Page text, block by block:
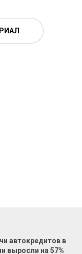
автокредитов в
выросли на 57%